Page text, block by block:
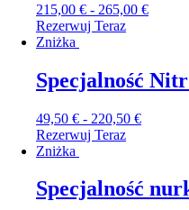
215,00 € - 265,00 €
Rezerwuj Teraz
Zniżka
Specjalność
49,50 € - 220,50 €
Rezerwuj Teraz
Zniżka
Specjalność